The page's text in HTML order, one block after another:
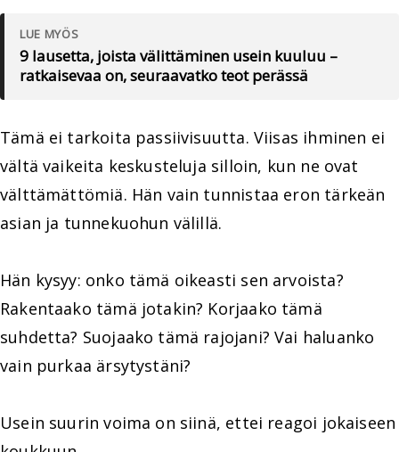
LUE MYÖS
9 lausetta, joista välittäminen usein kuuluu –
ratkaisevaa on, seuraavatko teot perässä
Tämä ei tarkoita passiivisuutta. Viisas ihminen ei
vältä vaikeita keskusteluja silloin, kun ne ovat
välttämättömiä. Hän vain tunnistaa eron tärkeän
asian ja tunnekuohun välillä.
Hän kysyy: onko tämä oikeasti sen arvoista?
Rakentaako tämä jotakin? Korjaako tämä
suhdetta? Suojaako tämä rajojani? Vai haluanko
vain purkaa ärsytystäni?
Usein suurin voima on siinä, ettei reagoi jokaiseen